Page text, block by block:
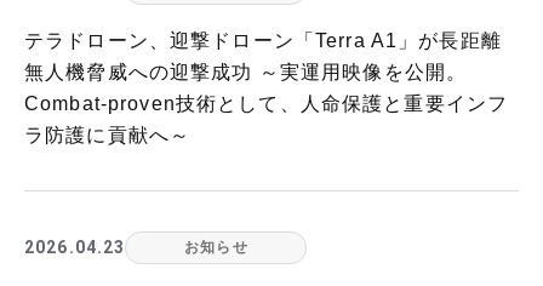
テラドローン、迎撃ドローン「Terra A1」が長距離
無人機脅威への迎撃成功 ～実運用映像を公開。
Combat-proven技術として、人命保護と重要インフ
ラ防護に貢献へ～
2026.04.23 お知らせ